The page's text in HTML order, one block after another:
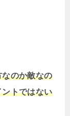
のか敵なの
トではない